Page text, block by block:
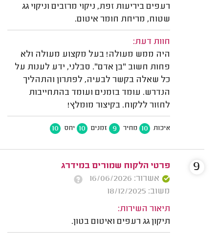
רעפים ביריעות זפת, ניקוי מרזבים וניקוי גג
שטוח, מריחת חומר איטום.
חוות דעת:
היה ממש מעולה! בעל מקצוע מעולה ולא
פחות חשוב "בן אדם". סבלני, ידע לענות על
כל שאלה בקשר לבעיה, לפתרון והתהליך
הנדרש. עומד בזמנים ועומד בהתחייבות
לחזור ללקוח. בקיצור מומלץ!
איכות 10 מחיר 9 זמנים 10 יחס 10
פרטי הלקוח שמורים במידרג
אשרור: 16/06/2026
משוב: 18/12/2025
תיאור השירות:
תיקון גג רעפים ואיטום בטון.
9